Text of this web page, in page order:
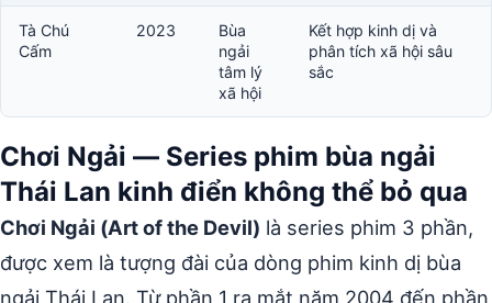
Tà Chú
Cấm
2023
Bùa
ngải
tâm lý
xã hội
Kết hợp kinh dị và
phân tích xã hội sâu
sắc
Chơi Ngải — Series phim bùa ngải
Thái Lan kinh điển không thể bỏ qua
Chơi Ngải (Art of the Devil) là series phim 3 phần,
được xem là tượng đài của dòng phim kinh dị bùa
ngải Thái Lan. Từ phần 1 ra mắt năm 2004 đến phần